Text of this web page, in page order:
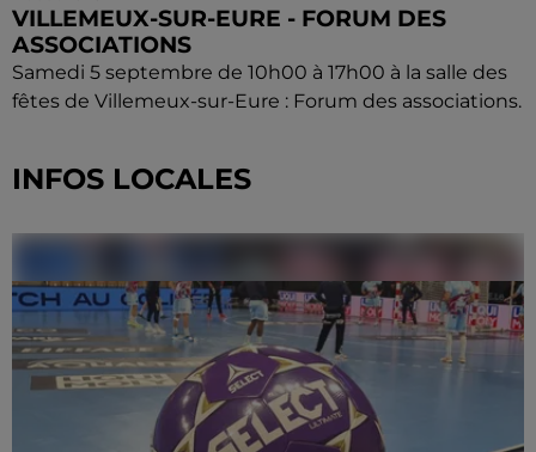
VILLEMEUX-SUR-EURE - FORUM DES
ASSOCIATIONS
Samedi 5 septembre de 10h00 à 17h00 à la salle des
fêtes de Villemeux-sur-Eure : Forum des associations.
INFOS LOCALES